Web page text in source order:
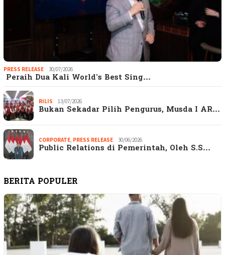
PRESS RELEASE 30/07/2026
Peraih Dua Kali World’s Best Sing…
RILIS 13/07/2026
Bukan Sekadar Pilih Pengurus, Musda I AR…
CORPORATE, PRESS RELEASE 30/06/2026
Public Relations di Pemerintah, Oleh S.S…
BERITA POPULER